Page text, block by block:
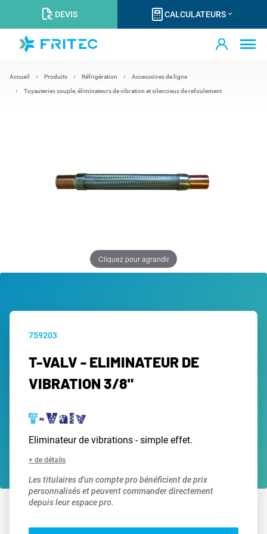
DEVIS CALCULATEURS
Accueil Produits Réfrigération Accessoires de ligne
Tuyauteries souple, éliminateurs de vibration et silencieux de refoulement
Cliquez pour agrandir
759203
T-VALV - ELIMINATEUR DE
VIBRATION 3/8"
Eliminateur de vibrations - simple effet.
+ de détails
Les titulaires d'un compte pro bénéficient de prix
personnalisés et peuvent commander directement
depuis leur espace pro.